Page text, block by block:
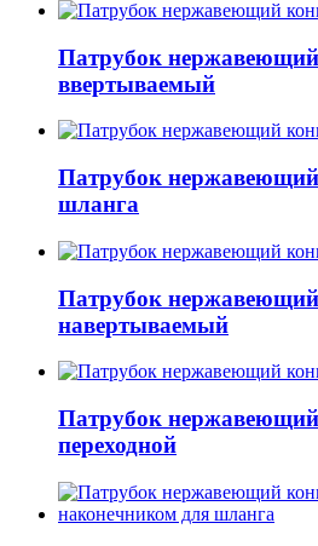
Патрубок
ввертываемый
Патрубок
шланга
Патрубок
навертываемый
Патрубок
переходной